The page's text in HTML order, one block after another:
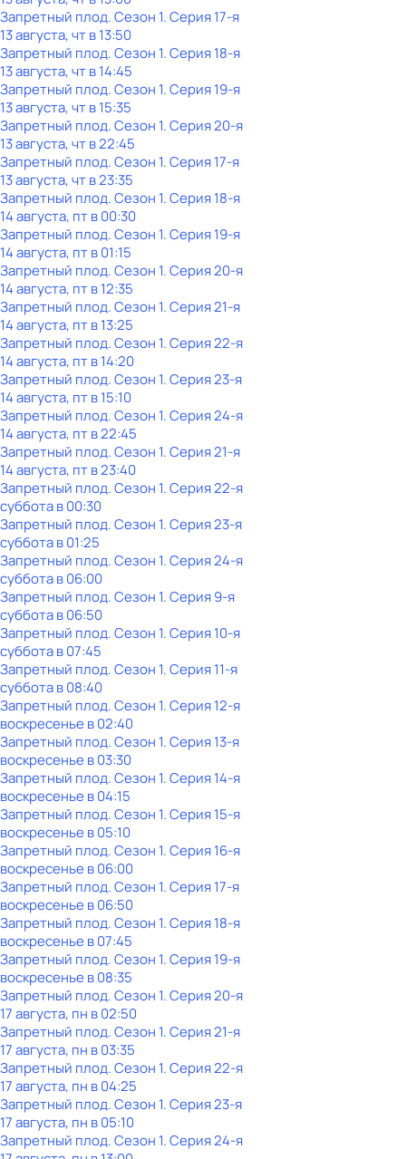
Запретный плод. Сезон 1. Серия 17-я
13 августа, чт в 13:50
Запретный плод. Сезон 1. Серия 18-я
13 августа, чт в 14:45
Запретный плод. Сезон 1. Серия 19-я
13 августа, чт в 15:35
Запретный плод. Сезон 1. Серия 20-я
13 августа, чт в 22:45
Запретный плод. Сезон 1. Серия 17-я
13 августа, чт в 23:35
Запретный плод. Сезон 1. Серия 18-я
14 августа, пт в 00:30
Запретный плод. Сезон 1. Серия 19-я
14 августа, пт в 01:15
Запретный плод. Сезон 1. Серия 20-я
14 августа, пт в 12:35
Запретный плод. Сезон 1. Серия 21-я
14 августа, пт в 13:25
Запретный плод. Сезон 1. Серия 22-я
14 августа, пт в 14:20
Запретный плод. Сезон 1. Серия 23-я
14 августа, пт в 15:10
Запретный плод. Сезон 1. Серия 24-я
14 августа, пт в 22:45
Запретный плод. Сезон 1. Серия 21-я
14 августа, пт в 23:40
Запретный плод. Сезон 1. Серия 22-я
субботав00:30
Запретный плод. Сезон 1. Серия 23-я
субботав01:25
Запретный плод. Сезон 1. Серия 24-я
субботав06:00
Запретный плод. Сезон 1. Серия 9-я
субботав06:50
Запретный плод. Сезон 1. Серия 10-я
субботав07:45
Запретный плод. Сезон 1. Серия 11-я
субботав08:40
Запретный плод. Сезон 1. Серия 12-я
воскресенье в02:40
Запретный плод. Сезон 1. Серия 13-я
воскресенье в03:30
Запретный плод. Сезон 1. Серия 14-я
воскресенье в04:15
Запретный плод. Сезон 1. Серия 15-я
воскресенье в05:10
Запретный плод. Сезон 1. Серия 16-я
воскресенье в06:00
Запретный плод. Сезон 1. Серия 17-я
воскресенье в06:50
Запретный плод. Сезон 1. Серия 18-я
воскресенье в07:45
Запретный плод. Сезон 1. Серия 19-я
воскресенье в08:35
Запретный плод. Сезон 1. Серия 20-я
17 августа, пн в 02:50
Запретный плод. Сезон 1. Серия 21-я
17 августа, пн в 03:35
Запретный плод. Сезон 1. Серия 22-я
17 августа, пн в 04:25
Запретный плод. Сезон 1. Серия 23-я
17 августа, пн в 05:10
Запретный плод. Сезон 1. Серия 24-я